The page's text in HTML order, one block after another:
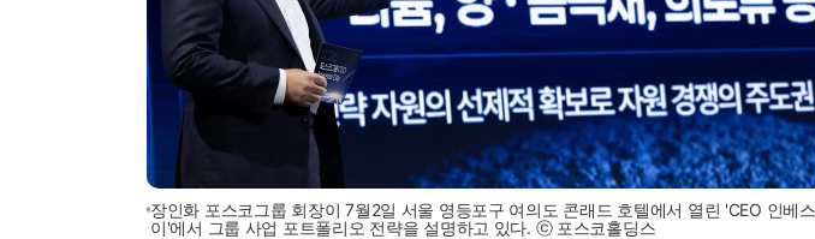
장인화 포스코그룹 회장이 7월2일 서울 영등포구 여의도 콘래드 호텔에서 열린 'CEO 인베
이'에서 그룹 사업 포트폴리오 전략을 설명하고 있다. ⓒ 포스코홀딩스